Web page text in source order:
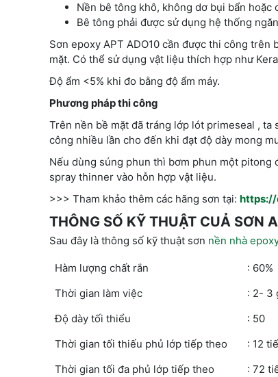
Nền bê tông khô, không dơ bụi bẩn hoặc
Bê tông phải được sử dụng hệ thống
Sơn epoxy APT ADO10 cần được thi công
mặt. Có thể sử dụng vật liệu thích hợp như
Độ ẩm <5% khi đo bằng độ ẩm máy.
Phương pháp thi công
Trên nền bề mặt đã tráng lớp lót primeseal ,
công nhiều lần cho đến khi đạt độ dày mong
Nếu dùng súng phun thì bơm phun một pitong
spray thinner vào hỗn hợp vật liệu.
>>> Tham khảo thêm các hãng sơn tại: https://
THÔNG SỐ KỸ THUẬT CUẢ SƠN
Sau đây là thông số kỹ thuật sơn nền nhà
Hàm lượng chất rắn
: 60%
Thời gian làm việc
: 2- 3
Độ dày tối thiểu
: 50
Thời gian tối thiếu phủ lớp tiếp theo
: 12
Thời gian tối đa phủ lớp tiếp theo
: 72